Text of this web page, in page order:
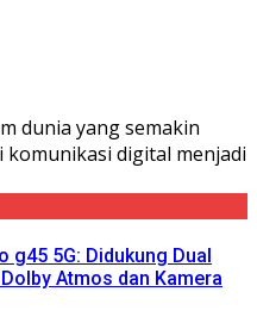
dunia yang semakin
digital menjadi
5G: Didukung Dual
Atmos dan Kamera